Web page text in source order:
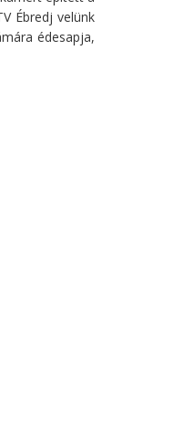
Ébredj velünk
édesapja,